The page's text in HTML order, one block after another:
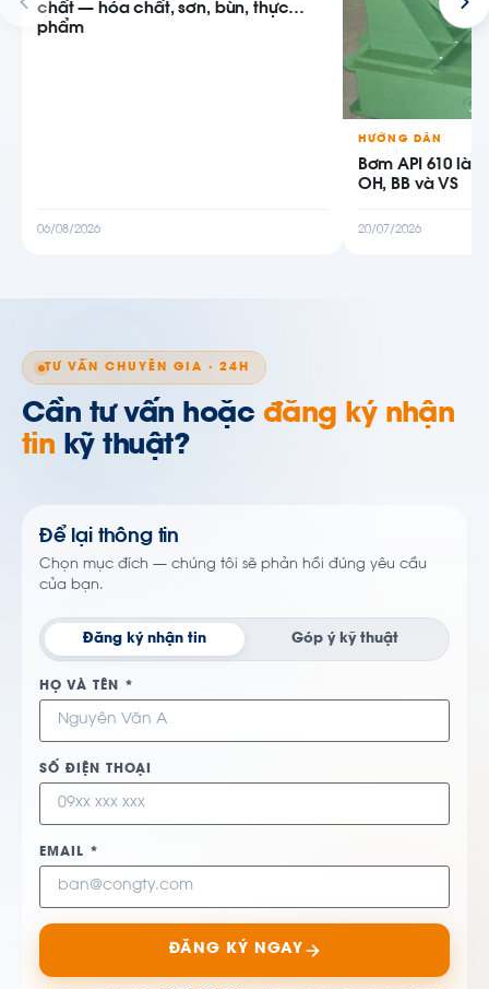
chất — hóa chất, sơn, bùn, thực
phẩm
06/08/2026
HƯỚNG DẪN
Bơm API 610 là
OH, BB và VS
20/07/2026
TƯ VẤN CHUYÊN GIA · 24H
Cần tư vấn hoặc đăng ký nhận
tin kỹ thuật?
Để lại thông tin
Chọn mục đích — chúng tôi sẽ phản hồi đúng yêu cầu
của bạn.
Đăng ký nhận tin Góp ý kỹ thuật
HỌ VÀ TÊN *
SỐ ĐIỆN THOẠI
EMAIL *
ĐĂNG KÝ NGAY